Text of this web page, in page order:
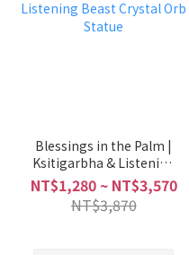
Blessings in the Palm |
Ksitigarbha & Listening
Beast Crystal Orb Statue
NT$1,280 ~ NT$3,570
NT$3,870